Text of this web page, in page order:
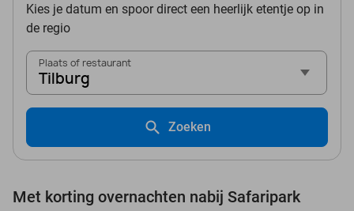
Kies je datum en spoor direct een heerlijk etentje op in
de regio
Plaats of restaurant
Tilburg
Zoeken
Met korting overnachten nabij Safaripark